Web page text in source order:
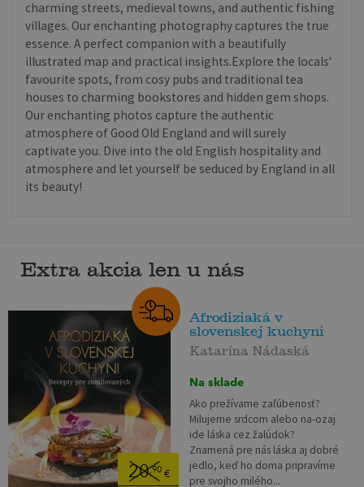
charming streets, medieval towns, and authentic fishing
villages. Our enchanting photography captures the true
essence. A perfect companion with a beautifully
illustrated map and practical insights.Explore the locals'
favourite spots, from cosy pubs and traditional tea
houses to charming bookstores and hidden gem shops.
Our enchanting photos capture the authentic
atmosphere of Good Old England and will surely
captivate you. Dive into the old English hospitality and
atmosphere and let yourself be seduced by England in all
its beauty!
Extra akcia len u nás
20,90€
Afrodiziaká v
slovenskej kuchyni
Katarína Nádaská
Na sklade
Ako prežívame zaľúbenosť?
Milujeme srdcom alebo na-ozaj
ide láska cez žalúdok?
Znamená pre nás láska aj dobré
jedlo, keď ho doma pripravíme
pre svojho milého...